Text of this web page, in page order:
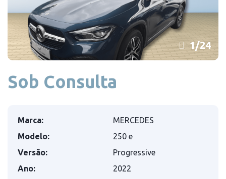
1/24
Sob Consulta
Marca:
MERCEDES
Modelo:
250 e
Versão:
Progressive
Ano:
2022